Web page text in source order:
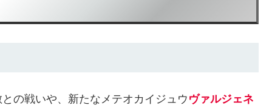
の戦いや、新たなメテオカイジュウ ヴァルジェネ